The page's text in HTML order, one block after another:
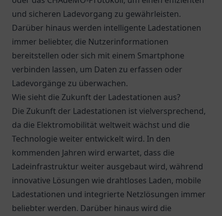
und sicheren Ladevorgang zu gewährleisten.
Darüber hinaus werden intelligente Ladestationen
immer beliebter, die Nutzerinformationen
bereitstellen oder sich mit einem Smartphone
verbinden lassen, um Daten zu erfassen oder
Ladevorgänge zu überwachen.
Wie sieht die Zukunft der Ladestationen aus?
Die Zukunft der Ladestationen ist vielversprechend,
da die Elektromobilität weltweit wächst und die
Technologie weiter entwickelt wird. In den
kommenden Jahren wird erwartet, dass die
Ladeinfrastruktur weiter ausgebaut wird, während
innovative Lösungen wie drahtloses Laden, mobile
Ladestationen und integrierte Netzlösungen immer
beliebter werden. Darüber hinaus wird die